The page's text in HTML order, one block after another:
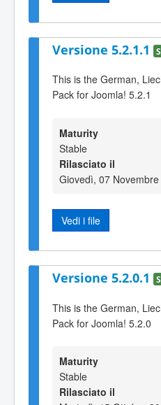
Versione 5.2.1.1
This is the German,
Pack for Joomla! 5.2.1
Maturity
Stable
Rilasciato il
Giovedì, 07
Vedi i file
Versione 5.2.0.1
This is the German,
Pack for Joomla! 5.2.0
Maturity
Stable
Rilasciato il